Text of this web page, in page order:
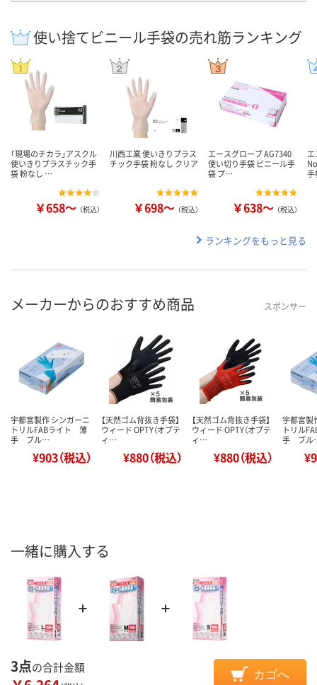
使い捨てビニール手袋の売れ筋ランキング
「現場のチカラ」アスクル
使いきりプラスチック手
袋 粉なし …
￥658～ （税込）
川西工業 使いきりプラス
チック手袋 粉なし クリア
￥698～ （税込）
エースグローブ AG7340
使い切り手袋 ビニール手
袋 プ…
￥638～ （税込）
ランキングをもっと見る
メーカーからのおすすめ商品 スポンサー
宇都宮製作 シンガーニ
トリルFABライト 薄
手 ブル…
¥903（税込）
【天然ゴム背抜き手袋】
ウィード OPTY（オプテ
ィ…
¥880（税込）
【天然ゴム背抜き手袋】
ウィード OPTY（オプテ
ィ…
¥880（税込）
宇都宮製
トリル
手 ブ
一緒に購入する
3点の合計金額
カゴへ